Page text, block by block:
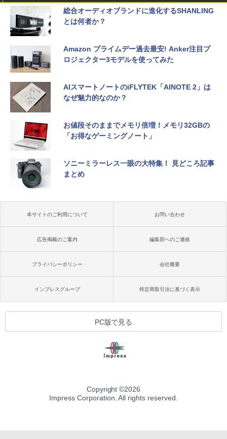
総合オーディオブランドに進化するSHANLING
とは何者か？
Amazon プライムデー過去最安! Anker注目プ
ロジェクター3モデルを使ってみた
AIスマートノートのiFLYTEK「AINOTE 2」は
なぜ魅力的なのか？
お値段そのままでメモリ倍増！メモリ32GBの
「お得なゲーミングノート」
ソニーミラーレス一眼の大特集！ 見どころ記事
まとめ
本サイトのご利用について お問い合わせ
広告掲載のご案内 編集部へのご連絡
プライバシーポリシー 会社概要
インプレスグループ 特定商取引法に基づく表示
PC版で見る
Copyright ©2026
Impress Corporation. All rights reserved.